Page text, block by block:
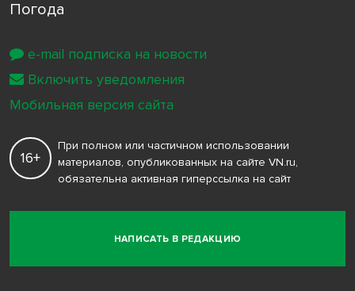
Погода
НАПИСАТЬ В РЕДАКЦИЮ
16+
При полном или частичном использовании
материалов, опубликованных на сайте VN.ru,
обязательна активная гиперссылка на сайт
e-mail подписка на новости
Включить уведомления
Мобильная версия сайта